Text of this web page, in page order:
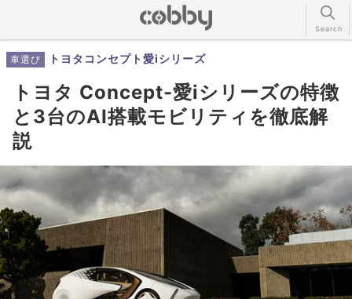
車選び トヨタコンセプト愛iシリーズ
トヨタ Concept-愛iシリーズの特徴
と3台のAI搭載モビリティを徹底解
説